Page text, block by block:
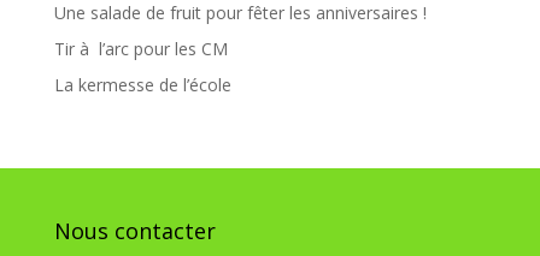
Une salade de fruit pour fêter les anniversaires !
Tir à l’arc pour les CM
La kermesse de l’école
Nous contacter